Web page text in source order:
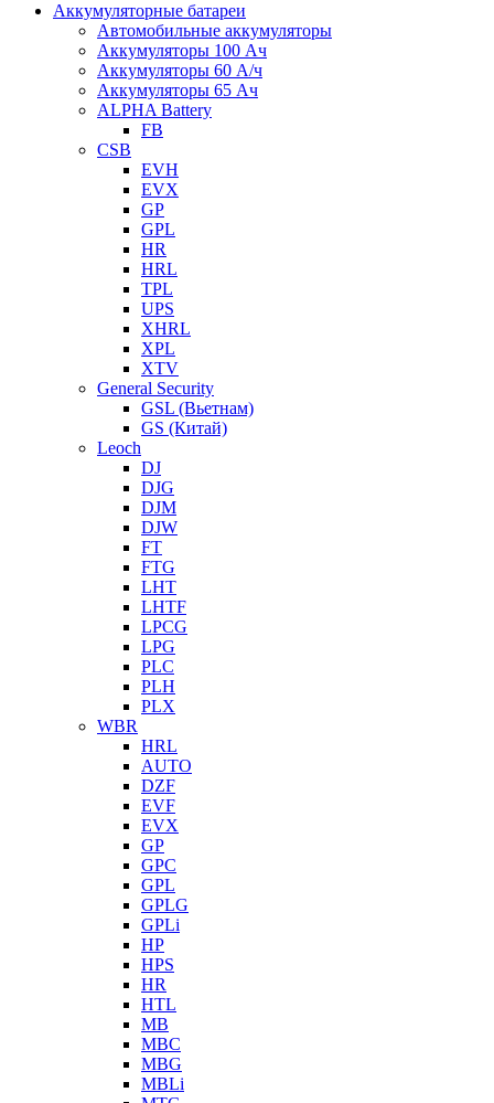
Аккумуляторные батареи
Автомобильные аккумуляторы
Аккумуляторы 100 Ач
Аккумуляторы 60 А/ч
Аккумуляторы 65 Ач
ALPHA Battery
FB
CSB
EVH
EVX
GP
GPL
HR
HRL
TPL
UPS
XHRL
XPL
XTV
General Security
GSL (Вьетнам)
GS (Китай)
Leoch
DJ
DJG
DJM
DJW
FT
FTG
LHT
LHTF
LPCG
LPG
PLC
PLH
PLX
WBR
HRL
AUTO
DZF
EVF
EVX
GP
GPC
GPL
GPLG
GPLi
HP
HPS
HR
HTL
MB
MBC
MBG
MBLi